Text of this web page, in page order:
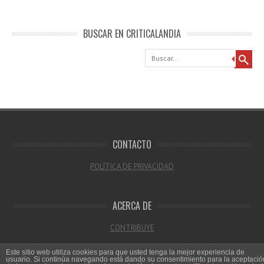
BUSCAR EN CRITICALANDIA
Buscar
CONTACTO
POLÍTICA DE PRIVACIDAD
ACERCA DE
CONTRIBUYE
Este sitio web utiliza cookies para que usted tenga la mejor experiencia de
usuario. Si continúa navegando está dando su consentimiento para la